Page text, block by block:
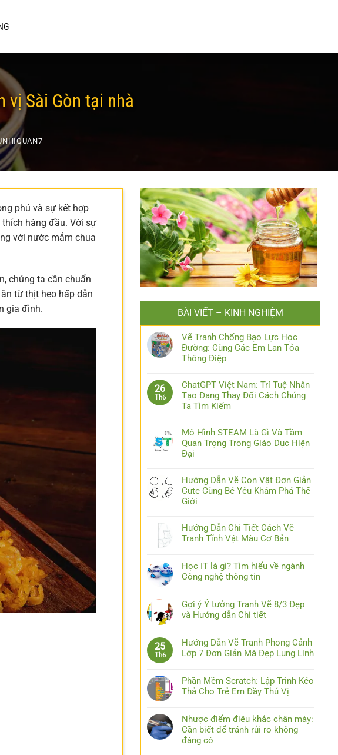
vị Sài Gòn tại nhà
phú và sự kết hợp
hàng đầu. Với sự
với nước mắm chua
chúng ta cần chuẩn
từ thịt heo hấp dẫn
gia đình.
BÀI VIẾT – KINH NGHIỆM
Vẽ Tranh Chống Bạo Lực Học
Đường: Cùng Các Em Lan Tỏa
Thông Điệp
26
Th6
ChatGPT Việt Nam: Trí Tuệ Nhân
Tạo Đang Thay Đổi Cách Chúng
Ta Tìm Kiếm
Mô Hình STEAM Là Gì Và Tầm
Quan Trọng Trong Giáo Dục Hiện
Đại
Hướng Dẫn Vẽ Con Vật Đơn Giản
Cute Cùng Bé Yêu Khám Phá Thế
Giới
Hướng Dẫn Chi Tiết Cách Vẽ
Tranh Tĩnh Vật Màu Cơ Bản
Học IT là gì? Tìm hiểu về ngành
Công nghệ thông tin
Gợi ý Ý tưởng Tranh Vẽ 8/3 Đẹp
và Hướng dẫn Chi tiết
25
Th6
Hướng Dẫn Vẽ Tranh Phong Cảnh
Lớp 7 Đơn Giản Mà Đẹp Lung Linh
Phần Mềm Scratch: Lập Trình Kéo
Thả Cho Trẻ Em Đầy Thú Vị
Nhược điểm điêu khắc chân mày:
Cần biết để tránh rủi ro không
đáng có